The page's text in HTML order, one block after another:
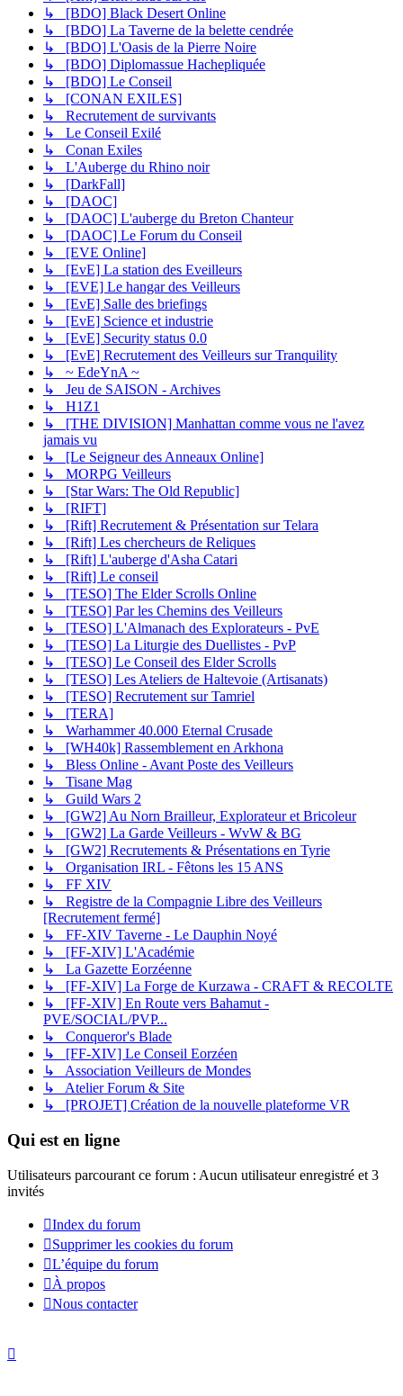
↳ [BDO] Black Desert Online
↳ [BDO] La Taverne de la belette cendrée
↳ [BDO] L'Oasis de la Pierre Noire
↳ [BDO] Diplomassue Hachepliquée
↳ [BDO] Le Conseil
↳ [CONAN EXILES]
↳ Recrutement de survivants
↳ Le Conseil Exilé
↳ Conan Exiles
↳ L'Auberge du Rhino noir
↳ [DarkFall]
↳ [DAOC]
↳ [DAOC] L'auberge du Breton Chanteur
↳ [DAOC] Le Forum du Conseil
↳ [EVE Online]
↳ [EvE] La station des Eveilleurs
↳ [EVE] Le hangar des Veilleurs
↳ [EvE] Salle des briefings
↳ [EvE] Science et industrie
↳ [EvE] Security status 0.0
↳ [EvE] Recrutement des Veilleurs sur Tranquility
↳ ~ EdeYnA ~
↳ Jeu de SAISON - Archives
↳ H1Z1
↳ [THE DIVISION] Manhattan comme vous ne l'avez
jamais vu
↳ [Le Seigneur des Anneaux Online]
↳ MORPG Veilleurs
↳ [Star Wars: The Old Republic]
↳ [RIFT]
↳ [Rift] Recrutement & Présentation sur Telara
↳ [Rift] Les chercheurs de Reliques
↳ [Rift] L'auberge d'Asha Catari
↳ [Rift] Le conseil
↳ [TESO] The Elder Scrolls Online
↳ [TESO] Par les Chemins des Veilleurs
↳ [TESO] L'Almanach des Explorateurs - PvE
↳ [TESO] La Liturgie des Duellistes - PvP
↳ [TESO] Le Conseil des Elder Scrolls
↳ [TESO] Les Ateliers de Haltevoie (Artisanats)
↳ [TESO] Recrutement sur Tamriel
↳ [TERA]
↳ Warhammer 40.000 Eternal Crusade
↳ [WH40k] Rassemblement en Arkhona
↳ Bless Online - Avant Poste des Veilleurs
↳ Tisane Mag
↳ Guild Wars 2
↳ [GW2] Au Norn Brailleur, Explorateur et Bricoleur
↳ [GW2] La Garde Veilleurs - WvW & BG
↳ [GW2] Recrutements & Présentations en Tyrie
↳ Organisation IRL - Fêtons les 15 ANS
↳ FF XIV
↳ Registre de la Compagnie Libre des Veilleurs
[Recrutement fermé]
↳ FF-XIV Taverne - Le Dauphin Noyé
↳ [FF-XIV] L'Académie
↳ La Gazette Eorzéenne
↳ [FF-XIV] La Forge de Kurzawa - CRAFT & RECOLTE
↳ [FF-XIV] En Route vers Bahamut -
PVE/SOCIAL/PVP...
↳ Conqueror's Blade
↳ [FF-XIV] Le Conseil Eorzéen
↳ Association Veilleurs de Mondes
↳ Atelier Forum & Site
↳ [PROJET] Création de la nouvelle plateforme VR
Qui est en ligne
Utilisateurs parcourant ce forum : Aucun utilisateur enregistré et 3
invités
Index du forum
Supprimer les cookies du forum
L’équipe du forum
À propos
Nous contacter